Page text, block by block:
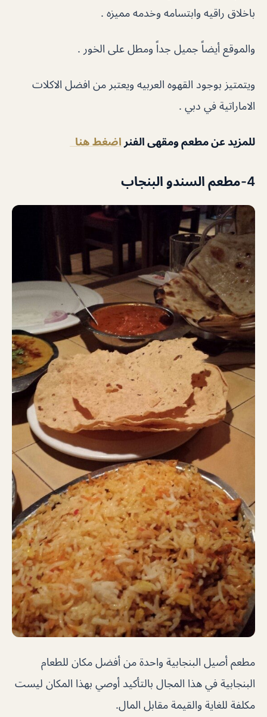
باخلاق راقيه وابتسامه وخدمه مميزه .
والموقع أيضاً جميل جداً ومطل على الخور .
ويتمتيز بوجود القهوه العربيه ويعتبر من افضل الاكلات
الاماراتية في دبي .
للمزيد عن مطعم ومقهى الفنر اضغط هنا
4-مطعم السندو البنجاب
مطعم أصيل البنجابية واحدة من أفضل مكان للطعام
البنجابية في هذا المجال بالتأكيد أوصي بهذا المكان ليست
مكلفة للغاية والقيمة مقابل المال.